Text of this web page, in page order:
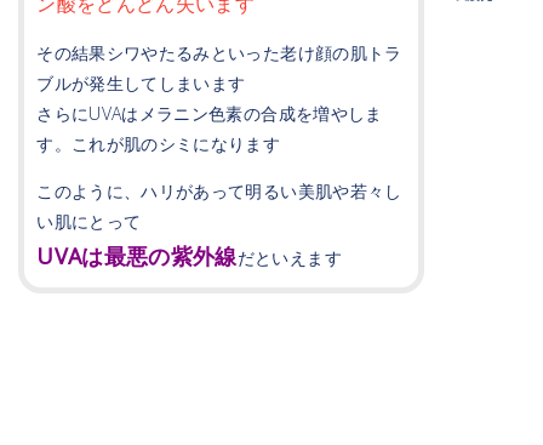
その結果シワやたるみといった老け顔の肌トラ
ブルが発生してしまいます
さらにUVAはメラニン色素の合成を増やしま
す。これが肌のシミになります
このように、ハリがあって明るい美肌や若々し
い肌にとって
UVAは最悪の紫外線だといえます